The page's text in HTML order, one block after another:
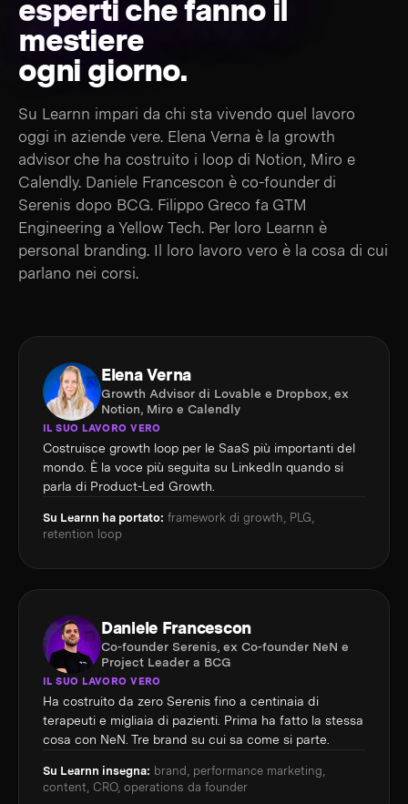
esperti che fanno il
mestiere
ogni giorno.
Su Learnn impari da chi sta vivendo quel lavoro
oggi in aziende vere. Elena Verna è la growth
advisor che ha costruito i loop di Notion, Miro e
Calendly. Daniele Francescon è co-founder di
Serenis dopo BCG. Filippo Greco fa GTM
Engineering a Yellow Tech. Per loro Learnn è
personal branding. Il loro lavoro vero è la cosa di cui
parlano nei corsi.
Elena Verna
Growth Advisor di Lovable e Dropbox, ex
Notion, Miro e Calendly
IL SUO LAVORO VERO
Costruisce growth loop per le SaaS più importanti del
mondo. È la voce più seguita su LinkedIn quando si
parla di Product-Led Growth.
Su Learnn ha portato: framework di growth, PLG,
retention loop
Daniele Francescon
Co-founder Serenis, ex Co-founder NeN e
Project Leader a BCG
IL SUO LAVORO VERO
Ha costruito da zero Serenis fino a centinaia di
terapeuti e migliaia di pazienti. Prima ha fatto la stessa
cosa con NeN. Tre brand su cui sa come si parte.
Su Learnn insegna: brand, performance marketing,
content, CRO, operations da founder